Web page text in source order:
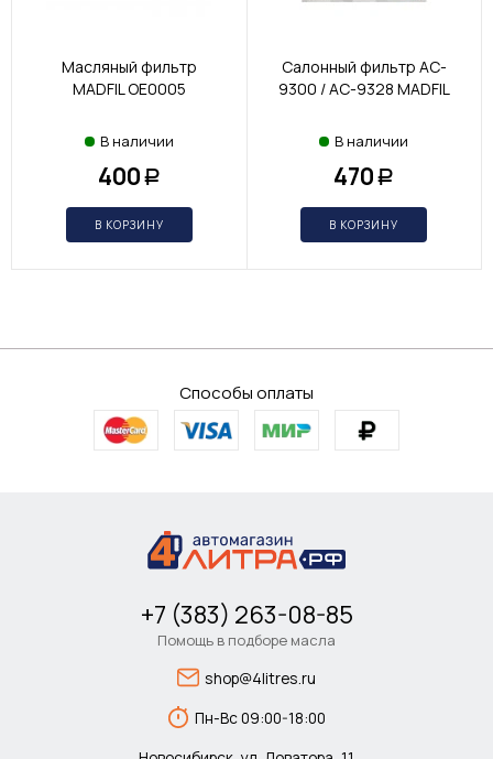
Масляный фильтр
MADFIL OE0005
В наличии
400 Р
В КОРЗИНУ
Салонный фильтр AC-
9300 / AC-9328 MADFIL
В наличии
470 Р
В КОРЗИНУ
Способы оплаты
+7 (383) 263-08-85
Помощь в подборе масла
shop@4litres.ru
Пн-Вс 09:00-18:00